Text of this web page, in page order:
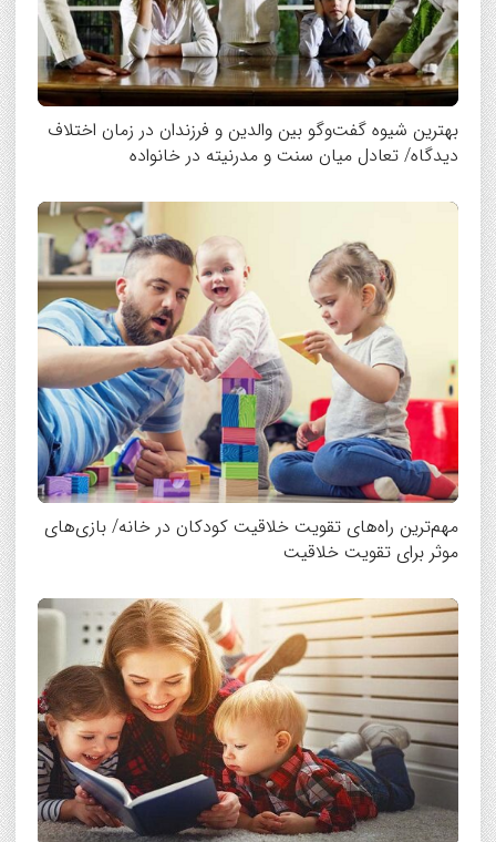
بهترین شیوه گفت‌وگو بین والدین و فرزندان در زمان اختلاف
دیدگاه/ تعادل میان سنت و مدرنیته در خانواده
مهم‌ترین راه‌های تقویت خلاقیت کودکان در خانه/ بازی‌های
موثر برای تقویت خلاقیت